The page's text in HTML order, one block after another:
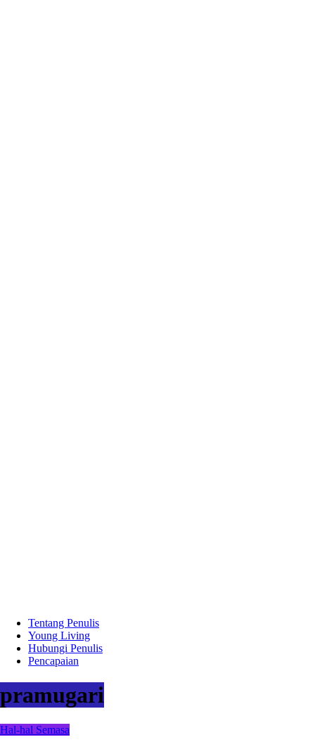
Tentang Penulis
Young Living
Hubungi Penulis
Pencapaian
pramugari
Hal-hal Semasa